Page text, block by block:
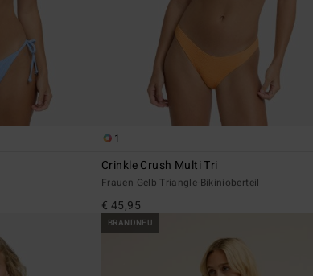
1
Crinkle Crush Multi Tri
Frauen Gelb Triangle-Bikinioberteil
€ 45,95
BRANDNEU